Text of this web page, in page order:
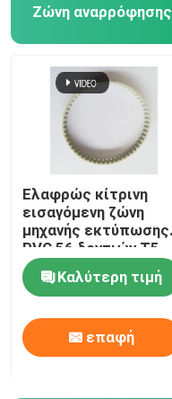
Ζώνη αναρρόφησης
Ελαφρώς κίτρινη
εισαγόμενη ζώνη
μηχανής εκτύπωσης
PVC 56 δοντιών T5-
280-8MM
Καλύτερη τιμή
επαφή